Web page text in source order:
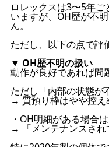
ロレックスは3〜5年
いますが、OH歴が不
ん。
ただし、以下の点で評
▼ OH歴不明の扱い
動作が良好であれば問
ただし「内部の状態が
→ 質預り枠はやや控え
・OH明細がある場合
→ 「メンテナンスされ